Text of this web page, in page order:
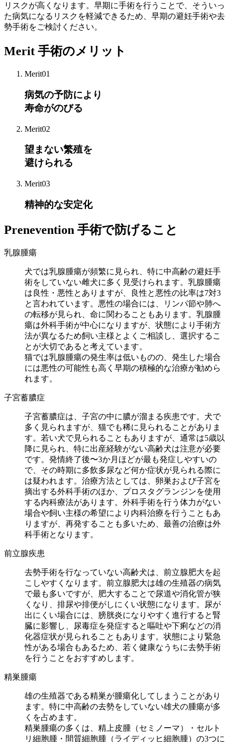
リスクが高くなります。早期に手術を行うことで、そういっ
た病気になるリスクを軽減できるため、早期の避妊手術や去
勢手術をご検討ください。
Merit 手術のメリット
Merit01
病気の予防により
寿命がのびる
Merit02
望まない繁殖を
避けられる
Merit03
精神的な安定化
Prenevention 手術で防げること
乳腺腫瘍
犬では乳腺腫瘍が頻繁に見られ、特に中高齢の避妊手
術をしていない雌犬に多く見受けられます。乳腺腫瘍
は良性・悪性とありますが、良性と悪性の比率は7対3
と言われています。悪性の場合には、リンパ節や肺へ
の転移が見られ、命に関わることもあります。乳腺腫
瘍は外科手術が中心になりますが、状態により手術方
法が異なるため飼い主様とよくご相談し、選択するこ
とが大切であると考えています。
猫では乳腺腫瘍の発生率は低いものの、発生した場合
には悪性の可能性も高く早期の積極的な治療が勧めら
れます。
子宮蓄膿症
子宮蓄膿症は、子宮の中に膿が溜まる疾患です。犬で
多く見られますが、猫でも稀に見られることがありま
す。若い犬で見られることもありますが、通常は5歳以
降に見られ、特に出産経験がない高齢犬は注意が必要
です。発情終了後〜3か月ほどが最も発症しやすいの
で、その時期に多飲多尿など何か症状が見られる際に
は疑われます。治療方法としては、卵巣および子宮を
摘出する外科手術のほか、プロスタグランジンを使用
する内科療法があります。外科手術を行う体力がない
場合や飼い主様の希望により内科治療を行うこともあ
りますが、再発することも多いため、最善の治療は外
科手術となります。
前立腺疾患
去勢手術を行なっていない高齢犬は、前立腺肥大を起
こしやすくなります。前立腺肥大は雄の生殖器の病気
で最も多いですが、肥大することで尿道や消化管が狭
くなり、排尿や排便がしにくい状態になります。尿が
出にくい場合には、膀胱炎になりやすく進行すると腎
臓に影響し、尿毒症を発症すると嘔吐や下痢などの消
化器症状が見られることもあります。状態により緊急
性がある場合もあるため、若く健康なうちに去勢手術
を行うことをおすすめします。
精巣腫瘍
雄の生殖器である精巣が腫瘍化してしまうことがあり
ます。特に中高齢の去勢をしていない雄犬の腫瘍が多
くを占めます。
精巣腫瘍の多くは、精上皮腫（セミノーマ）・セルト
リ細胞腫・間質細胞腫（ライディッヒ細胞腫）の3つに